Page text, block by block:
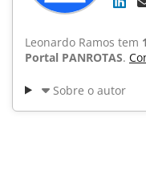
Leonardo Ramos tem
Portal PANROTAS.
Sobre o autor